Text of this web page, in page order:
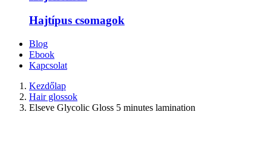
Hajtípus csomagok
Blog
Ebook
Kapcsolat
Kezdőlap
Hair glossok
Elseve Glycolic Gloss 5 minutes lamination